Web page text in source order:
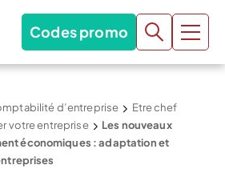
Codes promo
d’entreprise
Etre chef
votre entreprise
Les nouveaux
économiques : adaptation et